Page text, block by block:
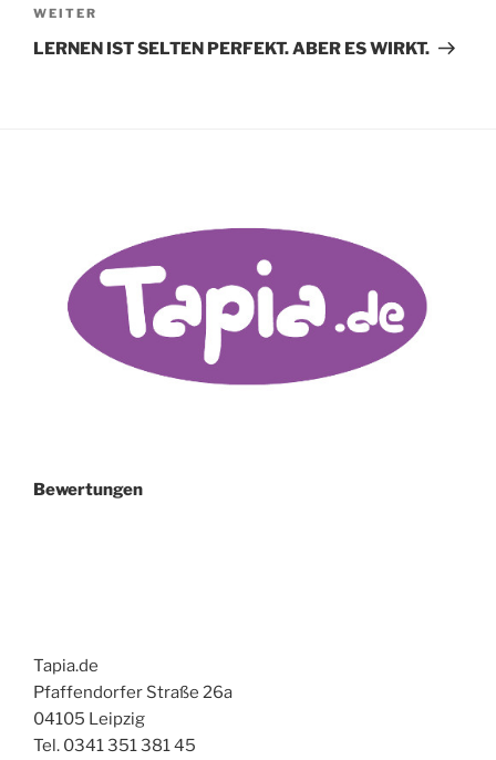
Nächster
Beitrag
WEITER
LERNEN IST SELTEN PERFEKT. ABER ES WIRKT.
Bewertungen
Tapia.de
Pfaffendorfer Straße 26a
04105 Leipzig
Tel. 0341 351 381 45